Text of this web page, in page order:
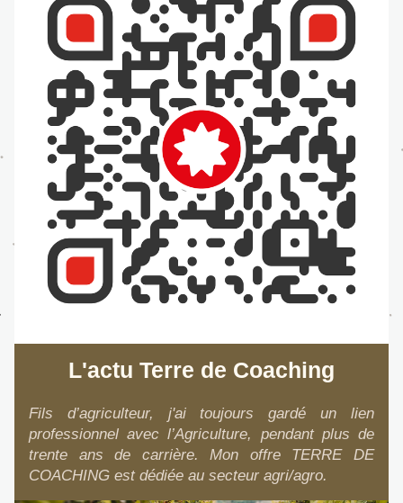
L'actu Terre de Coaching
Fils d’agriculteur, j'ai toujours gardé un lien
professionnel avec l’Agriculture, pendant plus de
trente ans de carrière. Mon offre TERRE DE
COACHING est dédiée au secteur agri/agro.